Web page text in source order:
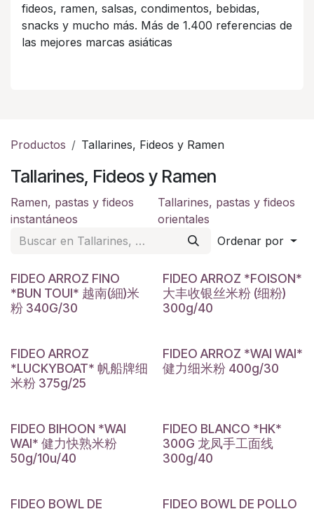
fideos, ramen, salsas, condimentos, bebidas,
snacks y mucho más. Más de 1.400 referencias de
las mejores marcas asiáticas
Productos Tallarines, Fideos y Ramen
Tallarines, Fideos y Ramen
Ramen, pastas y fideos
instantáneos
Tallarines, pastas y fideos
orientales
Ordenar por
FIDEO ARROZ FINO
*BUN TOUI* 越南(細)米
粉 340G/30
FIDEO ARROZ *FOISON*
大丰收银丝米粉 (细粉)
300g/40
FIDEO ARROZ
*LUCKYBOAT* 帆船牌细
米粉 375g/25
FIDEO ARROZ *WAI WAI*
健力细米粉 400g/30
FIDEO BIHOON *WAI
WAI* 健力快熟米粉
50g/10u/40
FIDEO BLANCO *HK*
300G 龙凤手工面线
300g/40
FIDEO BOWL DE FIDEO BOWL DE POLLO